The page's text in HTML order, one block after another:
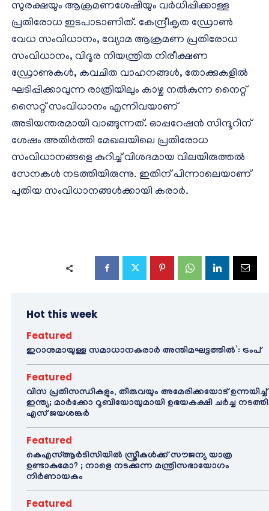
സുരക്ഷയും ആക്രമണശേഷിയും വര്‍ധിപ്പിക്കാള്ള
പ്രതിരോധ ഇടപാടാണിത്. കേന്ദ്രീകൃത ഡ്രോൺ
വേധ സംവിധാനം, വ്യോമ ആക്രമണ പ്രതിരോധ
സംവിധാനം, വിദൂര നിയന്ത്രിത നിരീക്ഷണ
ഡ്രോണുകള്‍, കവചിത വാഹനങ്ങള്‍, തോക്കുകളില്‍
ഘടിപ്പിക്കാവുന്ന രാത്രിയിലും കാഴ്ച നല്‍കുന്ന നൈറ്റ്
സൈറ്റ് സംവിധാനം എന്നിവയാണ്
അടിയന്തരമായി വാങ്ങുന്നത്. ഓപ്പറേഷൻ സിന്ദൂറിന്
ശേഷം അതിർത്തി മേഖലയിലെ പ്രതിരോധ
സംവിധാനങ്ങളെ കുറിച്ച് വിശദമായ വിലയിരുത്തൽ
സേനകൾ നടത്തിയിരുന്നു. ഇതിന് പിന്നാലെയാണ്
പുതിയ സംവിധാനങ്ങൾക്കായി കരാർ.
Hot this week
Featured
ഇറാനുമായുള്ള സമാധാനകരാർ അന്തിമഘട്ടത്തിൽ‌’: ട്രംപ്
Featured
വിസ പ്രതിസന്ധികളും, തീരുവയും അമേരിക്കയോട് ഉന്നയിച്ച്
ഇന്ത്യ; മാർക്കോ റൂബിയോയുമായി ഉഭയകക്ഷി ചർച്ച നടത്തി
എസ് ജയശങ്കർ
Featured
കെഎസ്ആർടിസിയിൽ സ്ത്രീകൾക്ക് സൗജന്യ യാത്ര
ഉണ്ടാകുമോ? ; നാളെ നടക്കുന്ന മന്ത്രിസഭായോഗം
നിർണായകം
Featured